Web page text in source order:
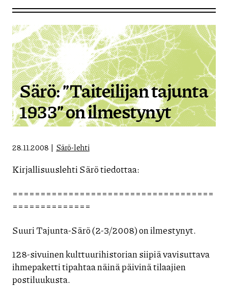
Särö: ”Taiteilijan tajunta
1933” on ilmestynyt
28.11.2008 Särö-lehti
Kirjallisuuslehti Särö tiedottaa:
====================================
==============
Suuri Tajunta-Särö (2-3/2008) on ilmestynyt.
128-sivuinen kulttuurihistorian siipiä vavisuttava
ihmepaketti tipahtaa näinä päivinä tilaajien
postiluukusta.